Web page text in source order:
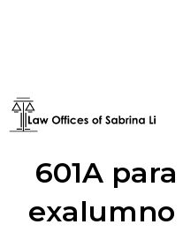
Uso de
601A
exalumno